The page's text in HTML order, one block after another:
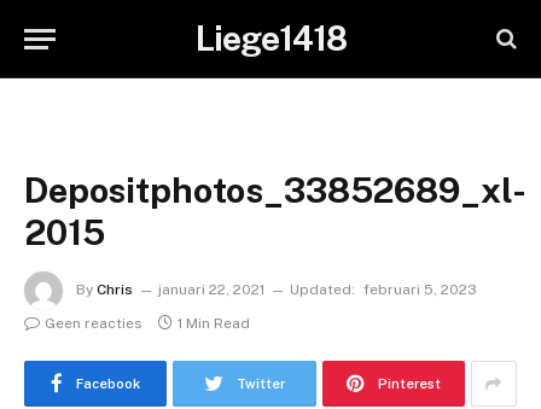
Liege1418
Depositphotos_33852689_xl-
2015
By Chris januari 22, 2021 Updated: februari 5, 2023
Geen reacties
1 Min Read
Facebook Twitter Pinterest